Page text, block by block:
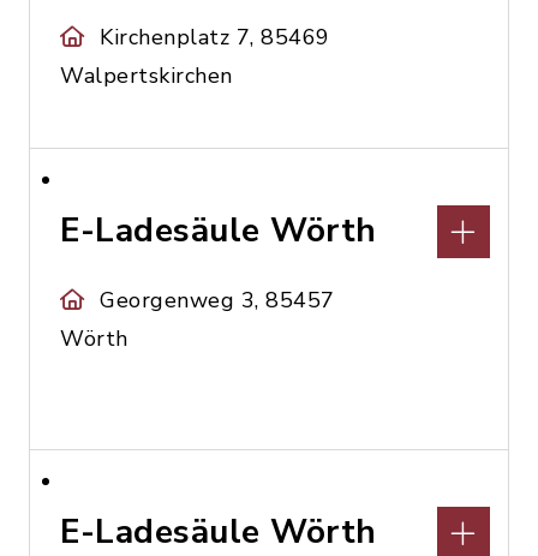
Kirchenplatz 7, 85469
Walpertskirchen
E-Ladesäule Wörth
Georgenweg 3, 85457
Wörth
E-Ladesäule Wörth